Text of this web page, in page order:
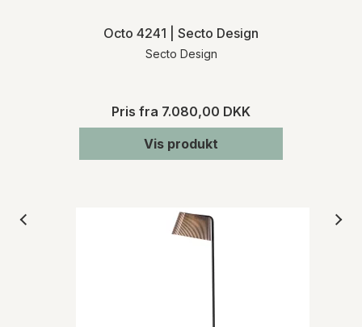
Octo 4241 | Secto Design
Secto Design
Pris fra 7.080,00 DKK
Vis produkt